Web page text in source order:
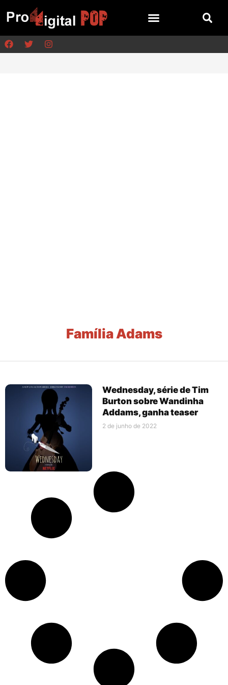
Família Adams
Wednesday, série de Tim
Burton sobre Wandinha
Addams, ganha teaser
2 de junho de 2022